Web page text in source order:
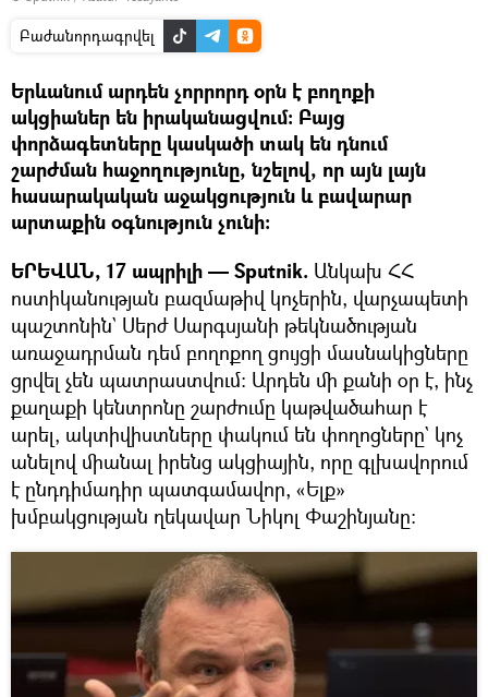
Բաժանորդագրվել
Երևանում արդեն չորրորդ օրն է բողոքի
ակցիաներ են իրականացվում։ Բայց
փորձագետները կասկածի տակ են դնում
շարժման հաջողությունը, նշելով, որ այն լայն
հասարակական աջակցություն և բավարար
արտաքին օգնություն չունի։
ԵՐԵՎԱՆ, 17 ապրիլի — Sputnik. Անկախ ՀՀ
ոստիկանության բազմաթիվ կոչերին, վարչապետի
պաշտոնին` Սերժ Սարգսյանի թեկնածության
առաջադրման դեմ բողոքող ցույցի մասնակիցները
ցրվել չեն պատրաստվում։ Արդեն մի քանի օր է, ինչ
քաղաքի կենտրոնը շարժումը կաթվածահար է
արել, ակտիվիստները փակում են փողոցները` կոչ
անելով միանալ իրենց ակցիային, որը գլխավորում
է ընդդիմադիր պատգամավոր, «Ելք»
խմբակցության ղեկավար Նիկոլ Փաշինյանը։